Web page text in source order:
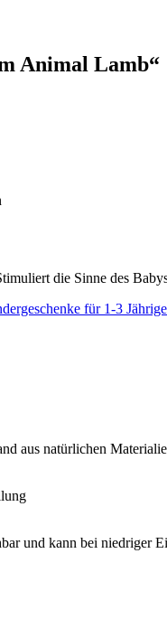
Animal Lamb“
die Sinne des
für 1-3 Jährige
aus natürlichen
und kann bei niedriger